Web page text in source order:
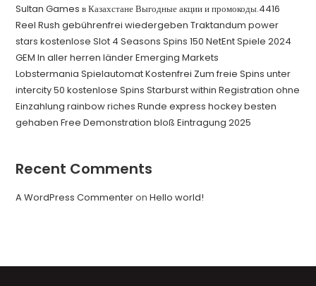
Sultan Games в Казахстане Выгодные акции и промокоды.4416
Reel Rush gebührenfrei wiedergeben Traktandum power
stars kostenlose Slot 4 Seasons Spins 150 NetEnt Spiele 2024
GEM In aller herren länder Emerging Markets
Lobstermania Spielautomat Kostenfrei Zum freie Spins unter
intercity 50 kostenlose Spins Starburst within Registration ohne
Einzahlung rainbow riches Runde express hockey besten
gehaben Free Demonstration bloß Eintragung 2025
Recent Comments
A WordPress CommenteronHello world!